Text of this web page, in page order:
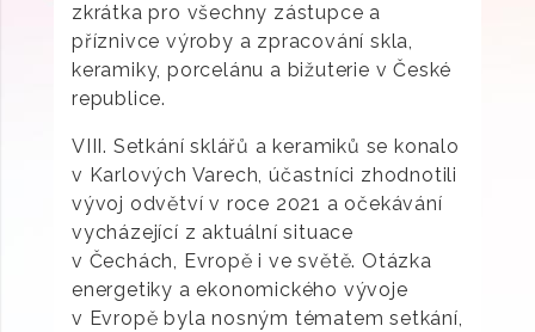
zkrátka pro všechny zástupce a
příznivce výroby a zpracování skla,
keramiky, porcelánu a bižuterie v České
republice.
VIII. Setkání sklářů a keramiků se konalo
v Karlových Varech, účastníci zhodnotili
vývoj odvětví v roce 2021 a očekávání
vycházející z aktuální situace
v Čechách, Evropě i ve světě. Otázka
energetiky a ekonomického vývoje
v Evropě byla nosným tématem setkání,